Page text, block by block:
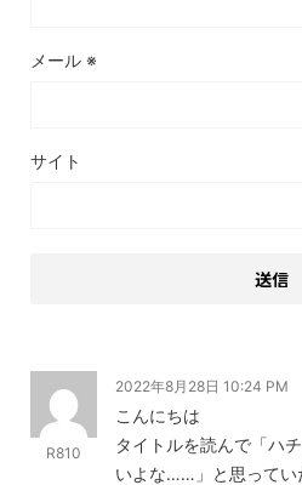
メール ※
サイト
R810
2022年8月28日 10:24 PM
こんにちは
タイトルを読んで「ハ
いよな……」と思ってい